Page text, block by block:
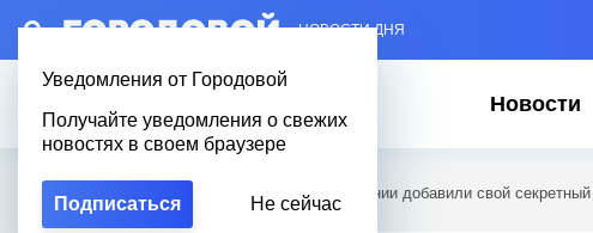
– НОВОСТИ ДНЯ
Уведомления от Городовой
Получайте уведомления о свежих
новостях в своем браузере
Подписаться Не сейчас
Новости
Городовой
В управляющей компании добавили свой
просто их игнорировать